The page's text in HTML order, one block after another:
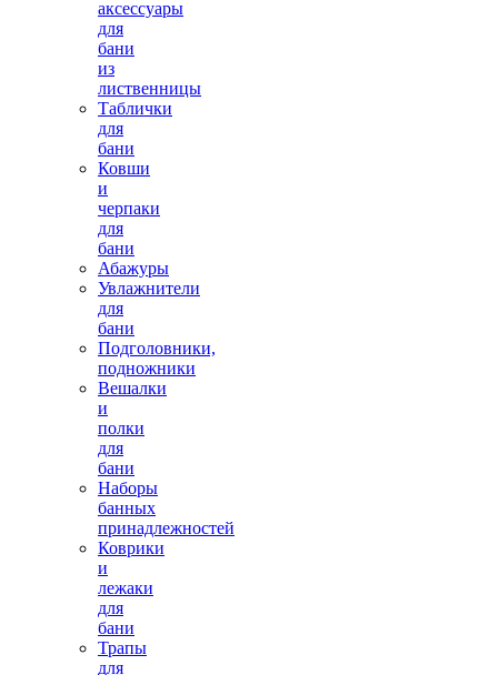
аксессуары
для
бани
из
лиственницы
Таблички
для
бани
Ковши
и
черпаки
для
бани
Абажуры
Увлажнители
для
бани
Подголовники,
подножники
Вешалки
и
полки
для
бани
Наборы
банных
принадлежностей
Коврики
и
лежаки
для
бани
Трапы
для